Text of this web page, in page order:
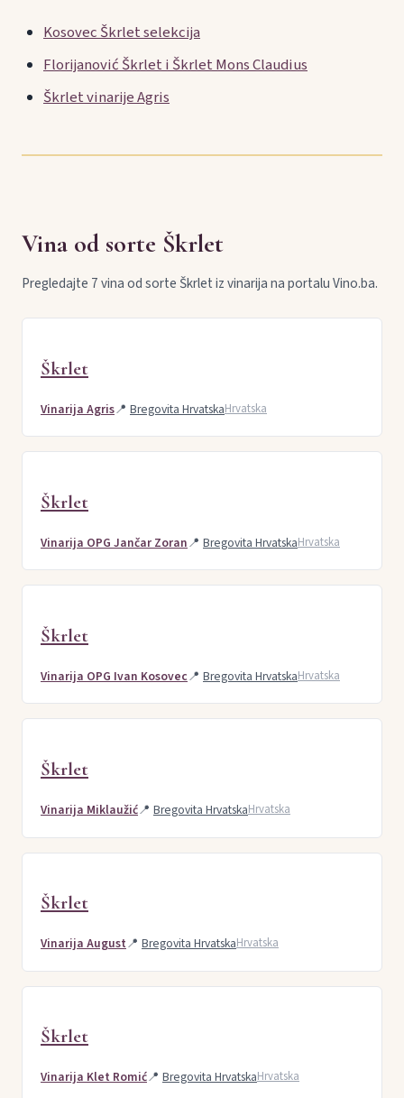
Kosovec Škrlet selekcija
Florijanović Škrlet i Škrlet Mons Claudius
Škrlet vinarije Agris
Vina od sorte Škrlet
Pregledajte 7 vina od sorte Škrlet iz vinarija na portalu Vino.ba.
Škrlet
Vinarija Agris📍 Bregovita HrvatskaHrvatska
Škrlet
Vinarija OPG Jančar Zoran📍 Bregovita HrvatskaHrvatska
Škrlet
Vinarija OPG Ivan Kosovec📍 Bregovita HrvatskaHrvatska
Škrlet
Vinarija Miklaužić📍 Bregovita HrvatskaHrvatska
Škrlet
Vinarija August📍 Bregovita HrvatskaHrvatska
Škrlet
Vinarija Klet Romić📍 Bregovita HrvatskaHrvatska